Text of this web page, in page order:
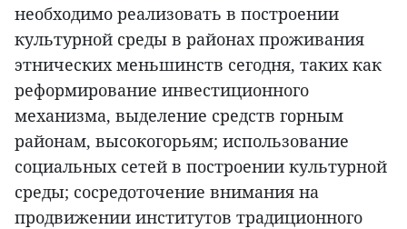
необходимо реализовать в построении
культурной среды в районах проживания
этнических меньшинств сегодня, таких как
реформирование инвестиционного
механизма, выделение средств горным
районам, высокогорьям; использование
социальных сетей в построении культурной
среды; сосредоточение внимания на
продвижении институтов традиционного